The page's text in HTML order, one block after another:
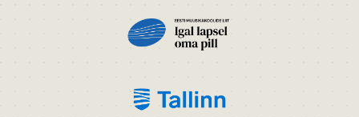
PILT
PILT